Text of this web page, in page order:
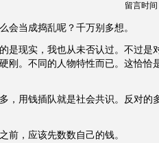
留言时间
会当成捣乱呢？千万别多想。
是现实，我也从未否认过。不过是
刚。不同的人物特性而已。这恰恰
，用钱插队就是社会共识。反对的
前，应该先数数自己的钱。